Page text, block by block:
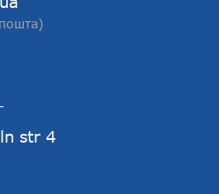
str 4